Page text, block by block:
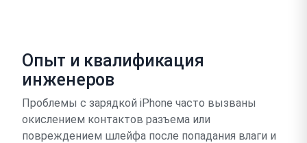
Опыт и квалификация
инженеров
Проблемы с зарядкой iPhone часто вызваны
окислением контактов разъема или
повреждением шлейфа после попадания влаги и